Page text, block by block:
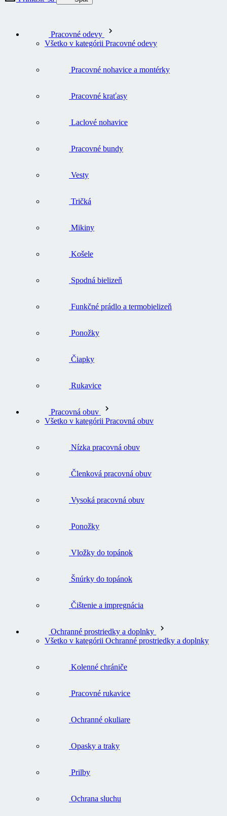
Pracovné odevy
Všetko v kategórii Pracovné odevy
Pracovné nohavice a montérky
Pracovné kraťasy
Laclové nohavice
Pracovné bundy
Vesty
Tričká
Mikiny
Košele
Spodná bielizeň
Funkčné prádlo a termobielizeň
Ponožky
Čiapky
Rukavice
Pracovná obuv
Všetko v kategórii Pracovná obuv
Nízka pracovná obuv
Členková pracovná obuv
Vysoká pracovná obuv
Ponožky
Vložky do topánok
Šnúrky do topánok
Čištenie a impregnácia
Ochranné prostriedky a doplnky
Všetko v kategórii Ochranné prostriedky a doplnky
Kolenné chrániče
Pracovné rukavice
Ochranné okuliare
Opasky a traky
Prilby
Ochrana sluchu